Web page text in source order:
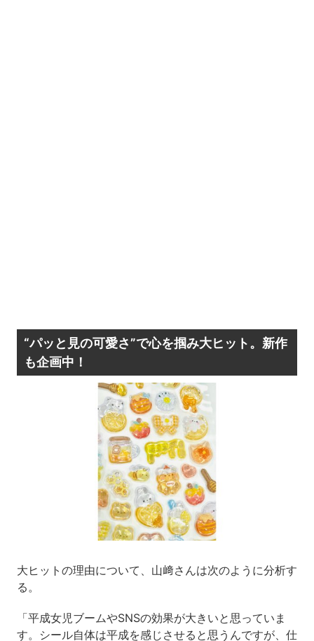
“パッと見の可愛さ”で心を掴み大ヒット。新作
も企画中！
大ヒットの理由について、山﨑さんは次のように分析す
る。
「平成女児ブームやSNSの効果が大きいと思っていま
す。シール自体は平成を感じさせると思うんですが、仕